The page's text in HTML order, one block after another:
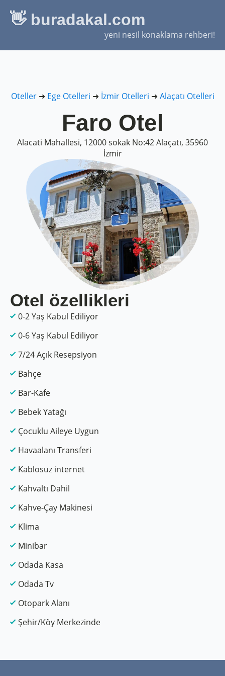
👋 buradakal.com
yeni nesil konaklama rehberi!
Oteller➜ Ege Otelleri ➜ İzmir Otelleri ➜ Alaçatı Otelleri
Faro Otel
Alacati Mahallesi, 12000 sokak No:42 Alaçatı, 35960
İzmir
Otel özellikleri
0-2 Yaş Kabul Ediliyor
0-6 Yaş Kabul Ediliyor
7/24 Açık Resepsiyon
Bahçe
Bar-Kafe
Bebek Yatağı
Çocuklu Aileye Uygun
Havaalanı Transferi
Kablosuz internet
Kahvaltı Dahil
Kahve-Çay Makinesi
Klima
Minibar
Odada Kasa
Odada Tv
Otopark Alanı
Şehir/Köy Merkezinde